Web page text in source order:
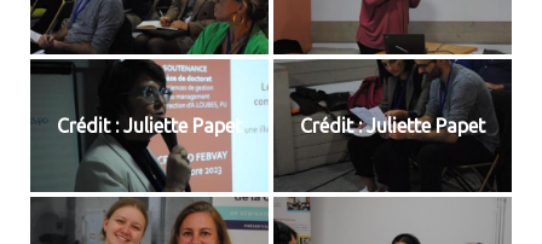
Crédit : Juliette Papet Crédit : Juliette Papet